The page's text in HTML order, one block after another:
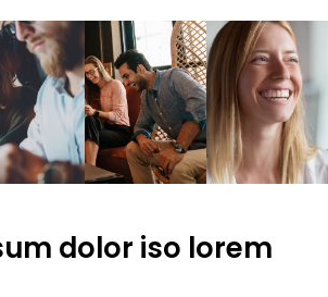
dolor iso lorem